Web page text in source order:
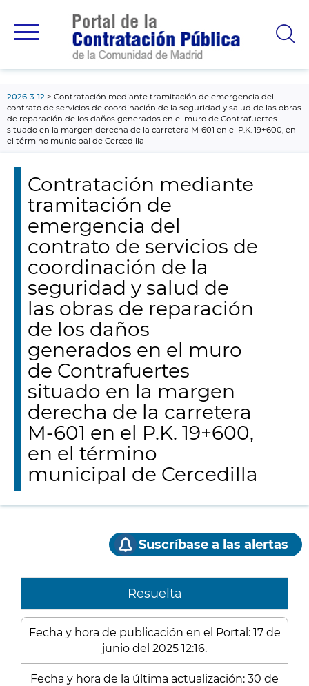
principal
2026-3-12
Contratación mediante tramitación de emergencia del
contrato de servicios de coordinación de la seguridad y salud de las obras
de reparación de los daños generados en el muro de Contrafuertes
situado en la margen derecha de la carretera M-601 en el P.K. 19+600, en
el término municipal de Cercedilla
Contratación mediante
tramitación de
emergencia del
contrato de servicios de
coordinación de la
seguridad y salud de
las obras de reparación
de los daños
generados en el muro
de Contrafuertes
situado en la margen
derecha de la carretera
M-601 en el P.K. 19+600,
en el término
municipal de Cercedilla
Suscríbase a las alertas
Resuelta
Fecha y hora de publicación en el Portal: 17 de
junio del 2025 12:16.
Fecha y hora de la última actualización: 30 de